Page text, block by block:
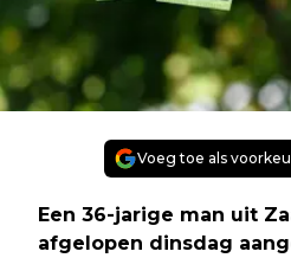
Voeg toe als
Een 36-jarige man uit
afgelopen dinsdag